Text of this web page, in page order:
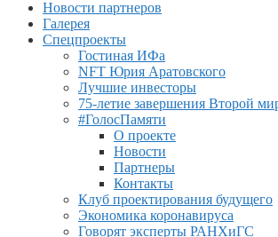
Новости партнеров
Галерея
Спецпроекты
Гостиная ИФа
NFT Юрия Аратовского
Лучшие инвесторы
75-летие завершения Второй
#ГолосПамяти
О проекте
Новости
Партнеры
Контакты
Клуб проектирования будущего
Экономика коронавируса
Говорят эксперты РАНХиГС